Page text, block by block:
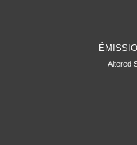
Altered